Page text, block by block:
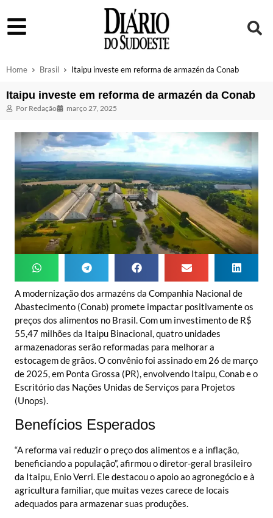
Home Brasil Itaipu investe em reforma de armazén da Conab
Itaipu investe em reforma de armazén da Conab
Por Redação março 27, 2025
A modernização dos armazéns da Companhia Nacional de
Abastecimento (Conab) promete impactar positivamente os
preços dos alimentos no Brasil. Com um investimento de R$
55,47 milhões da Itaipu Binacional, quatro unidades
armazenadoras serão reformadas para melhorar a
estocagem de grãos. O convênio foi assinado em 26 de março
de 2025, em Ponta Grossa (PR), envolvendo Itaipu, Conab e o
Escritório das Nações Unidas de Serviços para Projetos
(Unops).
Benefícios Esperados
“A reforma vai reduzir o preço dos alimentos e a inflação,
beneficiando a população”, afirmou o diretor-geral brasileiro
da Itaipu, Enio Verri. Ele destacou o apoio ao agronegócio e à
agricultura familiar, que muitas vezes carece de locais
adequados para armazenar suas produções.